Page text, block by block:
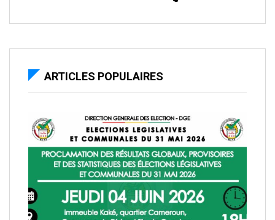
ARTICLES POPULAIRES